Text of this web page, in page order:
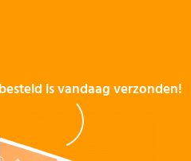
is vandaag verzonden!